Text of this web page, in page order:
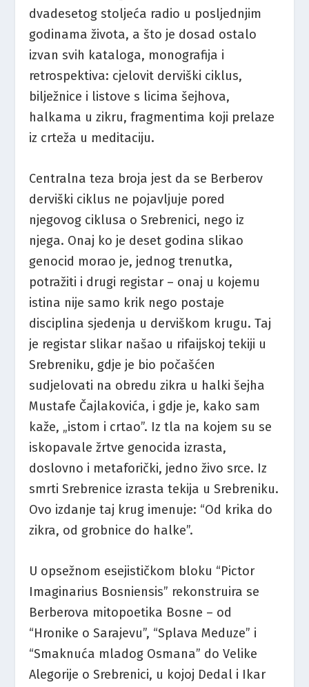
dvadesetog stoljeća radio u posljednjim
godinama života, a što je dosad ostalo
izvan svih kataloga, monografija i
retrospektiva: cjelovit derviški ciklus,
bilježnice i listove s licima šejhova,
halkama u zikru, fragmentima koji prelaze
iz crteža u meditaciju.
Centralna teza broja jest da se Berberov
derviški ciklus ne pojavljuje pored
njegovog ciklusa o Srebrenici, nego iz
njega. Onaj ko je deset godina slikao
genocid morao je, jednog trenutka,
potražiti i drugi registar – onaj u kojemu
istina nije samo krik nego postaje
disciplina sjedenja u derviškom krugu. Taj
je registar slikar našao u rifaijskoj tekiji u
Srebreniku, gdje je bio počašćen
sudjelovati na obredu zikra u halki šejha
Mustafe Čajlakovića, i gdje je, kako sam
kaže, „istom i crtao”. Iz tla na kojem su se
iskopavale žrtve genocida izrasta,
doslovno i metaforički, jedno živo srce. Iz
smrti Srebrenice izrasta tekija u Srebreniku.
Ovo izdanje taj krug imenuje: “Od krika do
zikra, od grobnice do halke”.
U opsežnom esejističkom bloku “Pictor
Imaginarius Bosniensis” rekonstruira se
Berberova mitopoetika Bosne – od
“Hronike o Sarajevu”, “Splava Meduze” i
“Smaknuća mladog Osmana” do Velike
Alegorije o Srebrenici, u kojoj Dedal i Ikar